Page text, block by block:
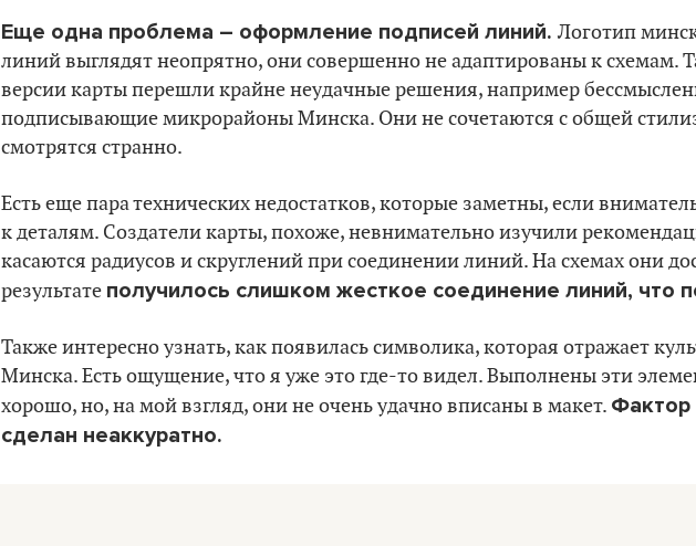
Еще одна проблема – оформление подписей линий. Логотип
линий выглядят неопрятно, они совершенно не адаптированы к схемам.
версии карты перешли крайне неудачные решения, например
подписывающие микрорайоны Минска. Они не сочетаются с общей
смотрятся странно.
Есть еще пара технических недостатков, которые заметны, если
к деталям. Создатели карты, похоже, невнимательно изучили
касаются радиусов и скруглений при соединении линий. На схемах они
результате получилось слишком жесткое соединение линий, что
Также интересно узнать, как появилась символика, которая отражает
Минска. Есть ощущение, что я уже это где-то видел. Выполнены эти
хорошо, но, на мой взгляд, они не очень удачно вписаны в макет. Фактор
сделан неаккуратно.